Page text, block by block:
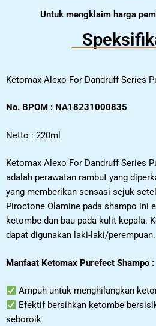
Untuk mengklaim harga
Ketomax Alexo For Dandruff Series
No. BPOM : NA18231000835
Netto : 220ml
Ketomax Alexo For Dandruff Series
adalah perawatan rambut yang
yang memberikan sensasi sejuk
Piroctone Olamine pada shampo ini
ketombe dan bau pada kulit kepala.
dapat digunakan laki-laki/perempuan.
Manfaat Ketomax Purefect Shampo :
Ampuh untuk menghilangkan
Efektif bersihkan ketombe
seboroik